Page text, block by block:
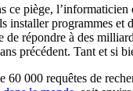
ce piège,
installer programmes
répondre à des
précédent. Tant et
60 000 requêtes de